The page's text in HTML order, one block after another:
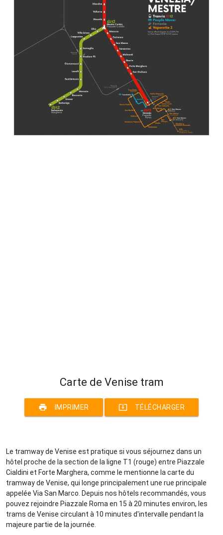
Carte de Venise tram
print IMPRIMER system_update_alt TÉLÉCHARGER
Le tramway de Venise est pratique si vous séjournez dans un
hôtel proche de la section de la ligne T1 (rouge) entre Piazzale
Cialdini et Forte Marghera, comme le mentionne la carte du
tramway de Venise, qui longe principalement une rue principale
appelée Via San Marco. Depuis nos hôtels recommandés, vous
pouvez rejoindre Piazzale Roma en 15 à 20 minutes environ, les
trams de Venise circulant à 10 minutes d'intervalle pendant la
majeure partie de la journée.